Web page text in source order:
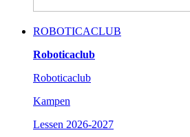
ROBOTICACLUB
Roboticaclub
Roboticaclub
Kampen
Lessen 2026-2027